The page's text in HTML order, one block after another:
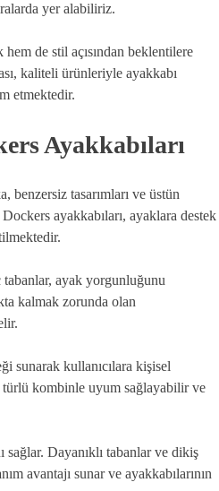
yer alabiliriz.
de stil açısından beklentilere
kaliteli ürünleriyle ayakkabı
etmektedir.
Ayakkabıları
benzersiz tasarımları ve üstün
ayakkabıları, ayaklara destek
tabanlar, ayak yorgunluğunu
kalmak zorunda olan
sunarak kullanıcılara kişisel
türlü kombinle uyum sağlayabilir ve
Dayanıklı tabanlar ve dikiş
avantajı sunar ve ayakkabılarının